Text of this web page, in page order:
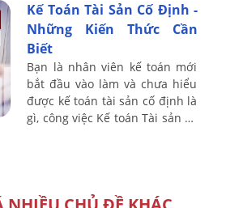
Kế Toán Tài Sản Cố Định -
Những Kiến Thức Cần
Biết
Bạn là nhân viên kế toán mới
bắt đầu vào làm và chưa hiểu
được kế toán tài sản cố định là
gì, công việc Kế toán Tài sản cố